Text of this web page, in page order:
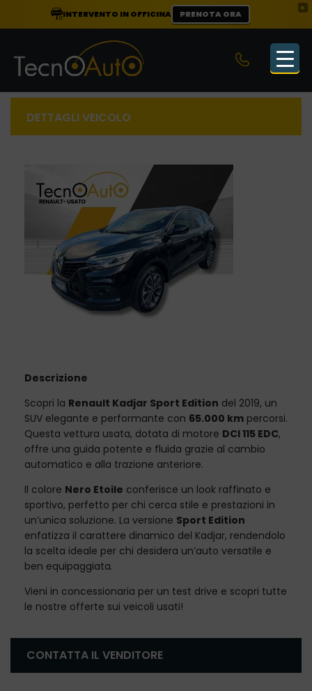
×
INTERVENTO IN OFFICINA PRENOTA ORA
DETTAGLI VEICOLO
Descrizione
Scopri la Renault Kadjar Sport Edition del 2019, un
SUV elegante e performante con 65.000 km percorsi.
Questa vettura usata, dotata di motore DCI 115 EDC,
offre una guida potente e fluida grazie al cambio
automatico e alla trazione anteriore.
Il colore Nero Etoile conferisce un look raffinato e
sportivo, perfetto per chi cerca stile e prestazioni in
un’unica soluzione. La versione Sport Edition
enfatizza il carattere dinamico del Kadjar, rendendolo
la scelta ideale per chi desidera un’auto versatile e
ben equipaggiata.
Vieni in concessionaria per un test drive e scopri tutte
le nostre offerte sui veicoli usati!
CONTATTA IL VENDITORE